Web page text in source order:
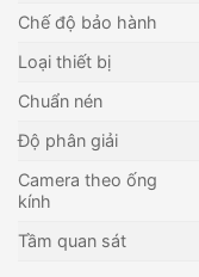
Chế độ bảo hành
Loại thiết bị
Chuẩn nén
Độ phân giải
Camera theo ống
kính
Tầm quan sát